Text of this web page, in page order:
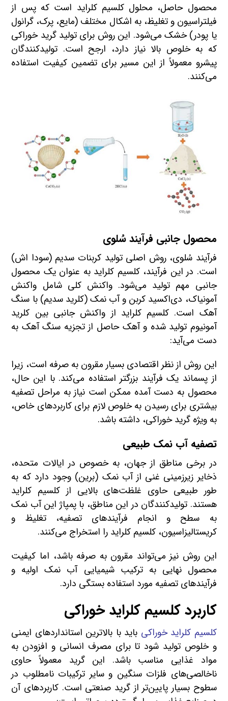
محصول حاصل، محلول کلسیم کلراید است که پس از
فیلتراسیون و تغلیظ، به اشکال مختلف (مایع، پرک، گرانول
یا پودر) خشک می‌شود. این روش برای تولید گرید خوراکی
که به خلوص بالا نیاز دارد، ارجح است. تولیدکنندگان
پیشرو معمولاً از این مسیر برای تضمین کیفیت استفاده
می‌کنند.
محصول جانبی فرآیند سُلوی
فرآیند سُلوی، روش اصلی تولید کربنات سدیم (سودا اش)
است. در این فرآیند، کلسیم کلراید به عنوان یک محصول
جانبی مهم تولید می‌شود. واکنش کلی شامل واکنش
آمونیاک، دی‌اکسید کربن و آب نمک (کلرید سدیم) با سنگ
آهک است. کلسیم کلراید از واکنش جانبی بین کلرید
آمونیوم تولید شده و آهک حاصل از تجزیه سنگ آهک به
دست می‌آید:
این روش از نظر اقتصادی بسیار مقرون به صرفه است، زیرا
از پسماند یک فرآیند بزرگتر استفاده می‌کند. با این حال،
محصول به دست آمده ممکن است نیاز به مراحل تصفیه
بیشتری برای رسیدن به خلوص لازم برای کاربردهای خاص،
به ویژه گرید خوراکی، داشته باشد.
تصفیه آب نمک طبیعی
در برخی مناطق از جهان، به خصوص در ایالات متحده،
ذخایر زیرزمینی غنی از آب نمک (برین) وجود دارد که به
طور طبیعی حاوی غلظت‌های بالایی از کلسیم کلراید
هستند. تولیدکنندگان در این مناطق، با پمپاژ این آب نمک
به سطح و انجام فرآیندهای تصفیه، تغلیظ و
کریستالیزاسیون، کلسیم کلراید را استخراج می‌کنند.
این روش نیز می‌تواند مقرون به صرفه باشد، اما کیفیت
محصول نهایی به ترکیب شیمیایی آب نمک اولیه و
فرآیندهای تصفیه مورد استفاده بستگی دارد.
کاربرد کلسیم کلراید خوراکی
کلسیم کلراید خوراکی باید با بالاترین استانداردهای ایمنی
و خلوص تولید شود تا برای مصرف انسانی و افزودن به
مواد غذایی مناسب باشد. این گرید معمولاً حاوی
ناخالصی‌های فلزات سنگین و سایر ترکیبات نامطلوب در
سطوح بسیار پایین‌تر از گرید صنعتی است. کاربردهای آن